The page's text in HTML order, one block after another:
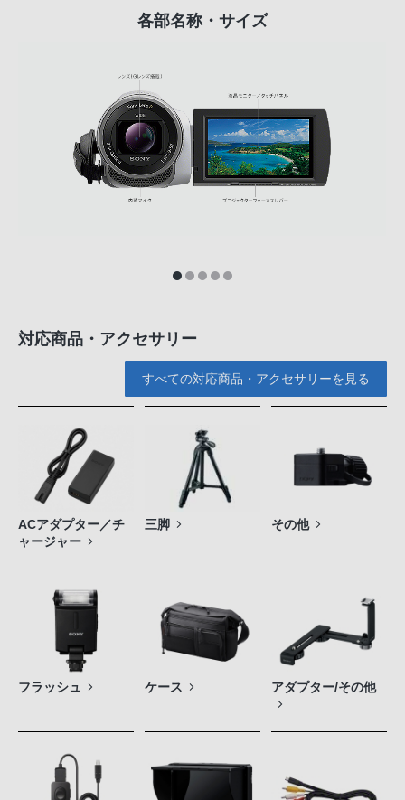
各部名称・サイズ
対応商品・アクセサリー
すべての対応商品・アクセサリーを見る
ACアダプター／チ
ャージャー
三脚 その他
フラッシュ ケース アダプター/その他